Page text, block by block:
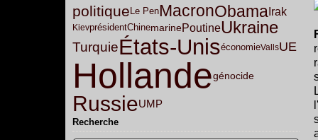
politique Le PenMacronObamaIrak
KievprésidentChinemarinePoutineUkraine
TurquieÉtats-UniséconomieVallsUE
Hollandegénocide
RussieUMP
Recherche